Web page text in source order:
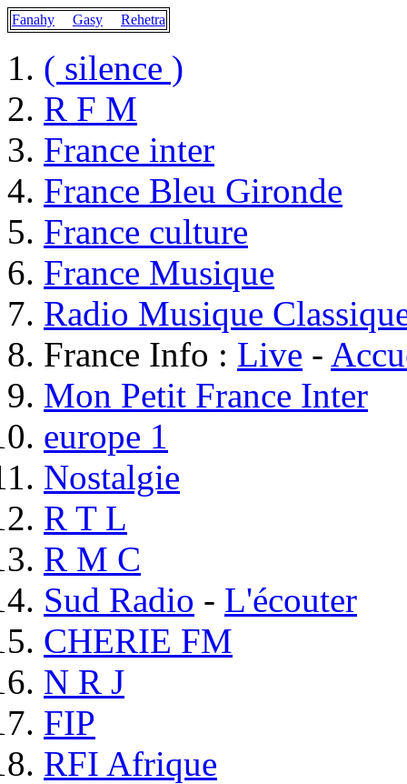
Fanahy Gasy Rehetra
( silence )
R F M
France inter
France Bleu Gironde
France culture
France Musique
Radio Musique
France Info : Live -
Mon Petit France Inter
europe 1
Nostalgie
R T L
R M C
Sud Radio - L'écouter
CHERIE FM
N R J
FIP
RFI Afrique